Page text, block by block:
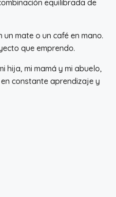
equilibrada de
mate o un café en mano.
que emprendo.
hija, mi mamá y mi abuelo,
constante aprendizaje y